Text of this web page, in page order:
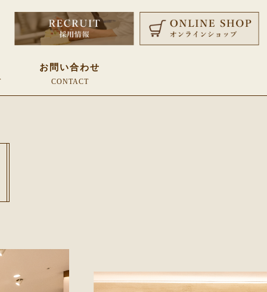
お問い合わせ
CONTACT